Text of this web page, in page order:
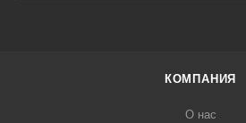
КОМПАНИЯ
О нас